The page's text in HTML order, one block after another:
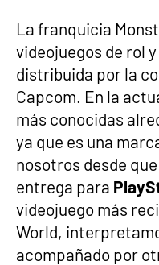
La franquicia
videojuegos de rol
distribuida por la
Capcom. En la
más conocidas
ya que es una
nosotros desde
entrega para
videojuego más
World,
acompañado por